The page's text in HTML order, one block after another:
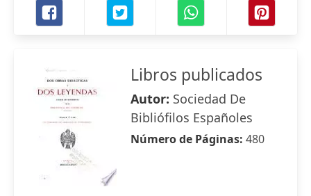
Libros publicados
Autor: Sociedad De
Bibliófilos Españoles
Número de Páginas: 480